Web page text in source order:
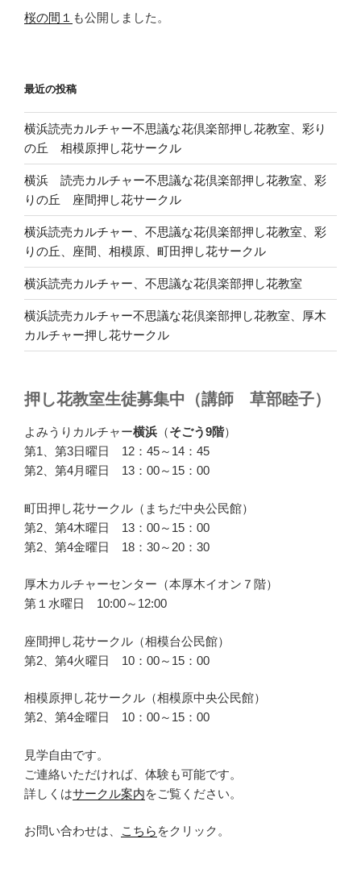
桜の間１ も公開しました。
最近の投稿
横浜読売カルチャー不思議な花倶楽部押し花教室、彩り
の丘 相模原押し花サークル
横浜 読売カルチャー不思議な花倶楽部押し花教室、彩
りの丘 座間押し花サークル
横浜読売カルチャー、不思議な花倶楽部押し花教室、彩
りの丘、座間、相模原、町田押し花サークル
横浜読売カルチャー、不思議な花倶楽部押し花教室
横浜読売カルチャー不思議な花倶楽部押し花教室、厚木
カルチャー押し花サークル
押し花教室生徒募集中（講師 草部睦子）
よみうりカルチャー横浜 （そごう9階）
第1、第3日曜日 12：45～14：45
第2、第4月曜日 13：00～15：00
町田押し花サークル（まちだ中央公民館）
第2、第4木曜日 13：00～15：00
第2、第4金曜日 18：30～20：30
厚木カルチャーセンター（本厚木イオン７階）
第１水曜日 10:00～12:00
座間押し花サークル（相模台公民館）
第2、第4火曜日 10：00～15：00
相模原押し花サークル（相模原中央公民館）
第2、第4金曜日 10：00～15：00
見学自由です。
ご連絡いただければ、体験も可能です。
詳しくはサークル案内をご覧ください。
お問い合わせは、 こちら をクリック。